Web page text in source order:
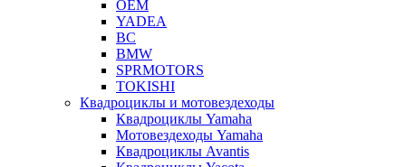
OEM
YADEA
BC
BMW
SPRMOTORS
TOKISHI
Квадроциклы и мотовездеходы
Квадроциклы Yamaha
Мотовездеходы Yamaha
Квадроциклы Avantis